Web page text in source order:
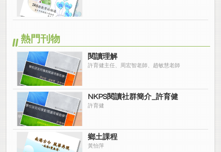
熱門刊物
閱讀理解
許育健主任、周宏智老師、趙敏慧老師
NKPS閱讀社群簡介_許育健
許育健
鄉土課程
黃怡萍